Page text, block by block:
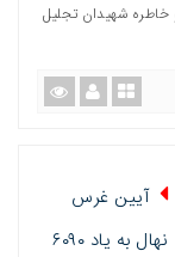
شهیدان تجلیل
آیین غرس
نهال به یاد ۶۰۹۰